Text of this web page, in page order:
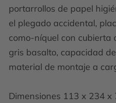
portarrollos de papel
el plegado accidental,
como-níquel con cubierta
gris basalto, capacidad
material de montaje a
Dimensiones 113 x 234 x